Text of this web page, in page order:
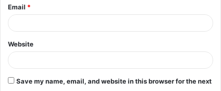
Email *
Website
Save my name, email, and website in this browser for the next